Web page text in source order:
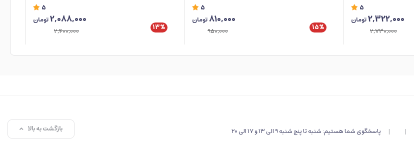
5
2,322,000تومان
2,730,000
5
15%
810,000تومان
950,000
5
13%
2,088,000تومان
2,400,000
|
| پاسخگوی شما هستیم: شنبه تا پنج شنبه 9 الی 13 و 17 الی 20 بازگشت به بالا